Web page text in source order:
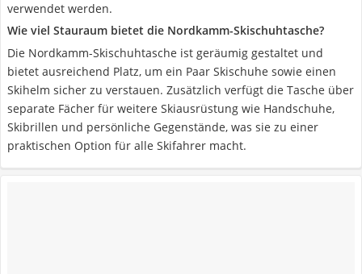
verwendet werden.
Wie viel Stauraum bietet die Nordkamm-Skischuhtasche?
Die Nordkamm-Skischuhtasche ist geräumig gestaltet und
bietet ausreichend Platz, um ein Paar Skischuhe sowie einen
Skihelm sicher zu verstauen. Zusätzlich verfügt die Tasche über
separate Fächer für weitere Skiausrüstung wie Handschuhe,
Skibrillen und persönliche Gegenstände, was sie zu einer
praktischen Option für alle Skifahrer macht.